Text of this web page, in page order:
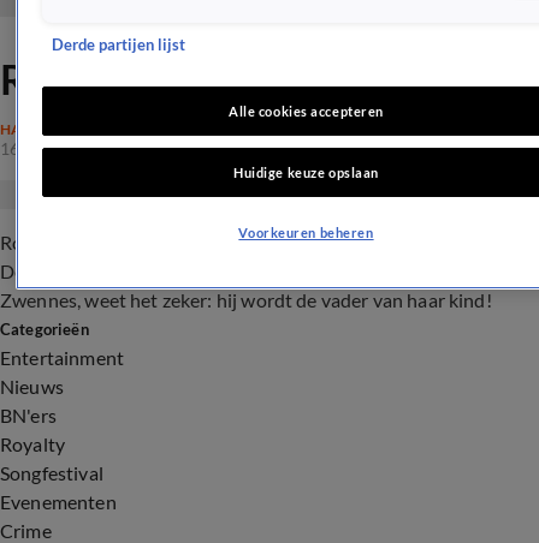
Roxeanne wil baby met Erik!
HAZES
16 feb 2017, 22:55
Roxeanne Hazes is klaar voor een volgende stap in haar relatie.
De zangeres, die sinds december samen is met grote liefde Erik
Zwennes, weet het zeker: hij wordt de vader van haar kind!
Categorieën
Entertainment
Nieuws
BN'ers
Royalty
Songfestival
Evenementen
Crime
Derde partijen lijst
Alle cookies accepteren
Huidige keuze opslaan
Voorkeuren beheren